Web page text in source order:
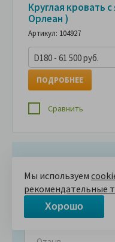
Круглая кровать
Орлеан )
Артикул: 104927
D180 - 61 500 руб.
ПОДРОБНЕЕ
Сравнить
Мы используем
рекомендательные
Хорошо